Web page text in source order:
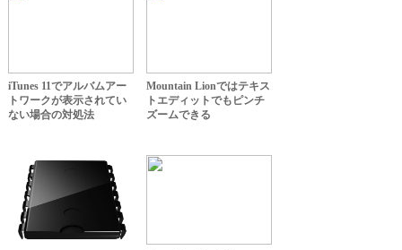
iTunes 11でアルバムアー
トワークが表示されてい
ない場合の対処法
Mountain Lionではテキス
トエディットでもピンチ
ズームできる